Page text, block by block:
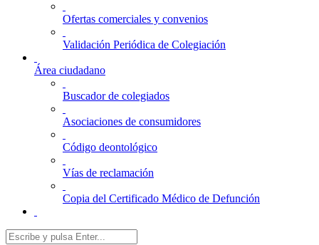
Ofertas comerciales y convenios
Validación Periódica de Colegiación
Área ciudadano
Buscador de colegiados
Asociaciones de consumidores
Código deontológico
Vías de reclamación
Copia del Certificado Médico de Defunción